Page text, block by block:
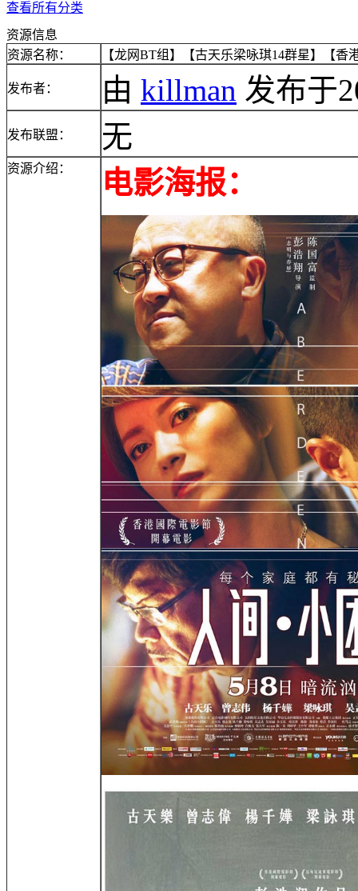
查看所有分类
资源信息
资源名称：
【龙网BT组】【古天乐梁咏琪14群星】【香
发布者： 由 killman 发布于
发布联盟： 无
资源介绍： 电影海报：